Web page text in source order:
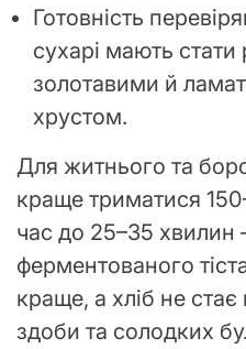
Готовність
сухарі мають стати
золотавими й
хрустом.
Для житнього та
краще триматися
час до 25–35
ферментованого
краще, а хліб не
здоби та солодких